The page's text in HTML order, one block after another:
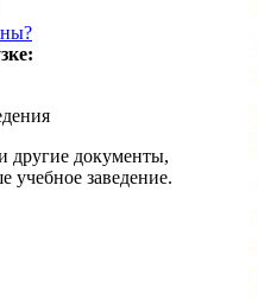
другие документы,
учебное заведение.